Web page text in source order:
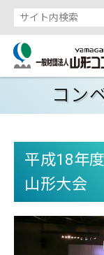
コン
平成18年
山形大会